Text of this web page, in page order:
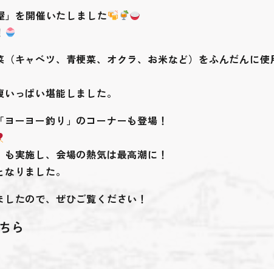
」を開催いたしました
キャベツ、青梗菜、オクラ、お米など）をふんだんに
っぱい堪能しました。
ーヨー釣り」のコーナーも登場！
実施し、会場の熱気は最高潮に！
りました。
たので、ぜひご覧ください！
ら